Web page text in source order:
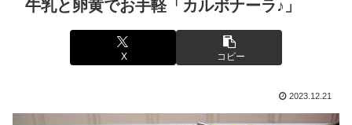
牛乳と卵黄でお手軽「カルボナーラ♪」
X コピー
2023.12.21